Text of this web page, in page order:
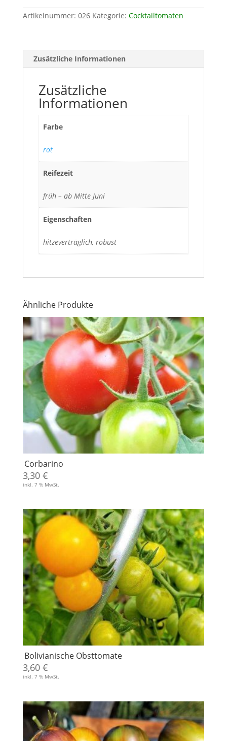
Artikelnummer: 026 Kategorie: Cocktailtomaten
Zusätzliche Informationen
Zusätzliche
Informationen
Farbe
rot
Reifezeit
früh – ab Mitte Juni
Eigenschaften
hitzeverträglich, robust
Ähnliche Produkte
Corbarino
3,30 €
inkl. 7 % MwSt.
Bolivianische Obsttomate
3,60 €
inkl. 7 % MwSt.